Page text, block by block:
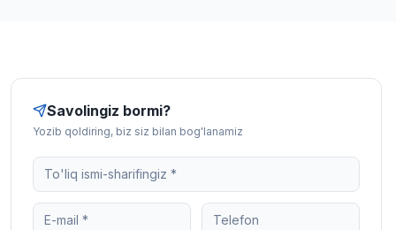
Savolingiz bormi?
Yozib qoldiring, biz siz bilan bog'lanamiz